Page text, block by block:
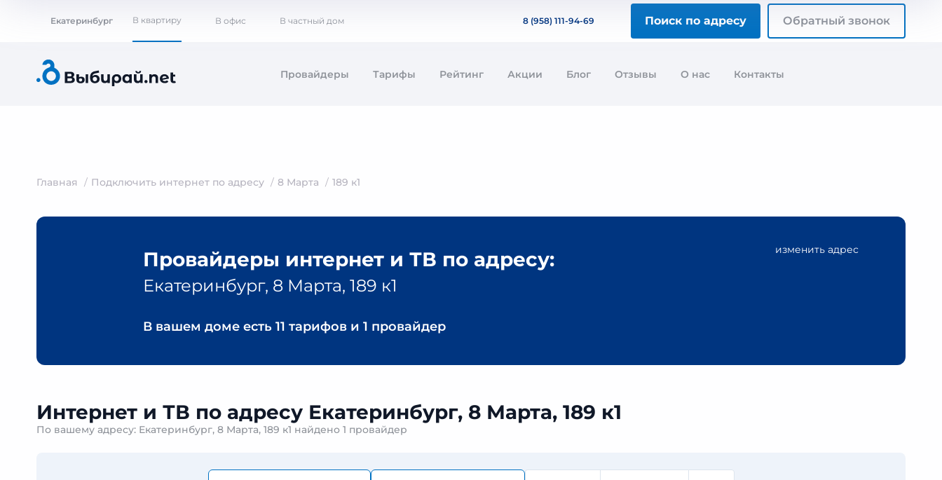
Екатеринбург В квартиру В офис В частный дом 8 (958) 111-94-69 Поиск по адресу Обратный звонок
Провайдеры Тарифы Рейтинг Акции Блог Отзывы О нас Контакты
Главная Подключить интернет по адресу 8 Марта 189 к1
изменить адрес
Провайдеры интернет и ТВ по адресу:
Екатеринбург, 8 Марта, 189 к1
В вашем доме есть 11 тарифов и 1 провайдер
Интернет и ТВ по адресу Екатеринбург, 8 Марта, 189 к1
По вашему адресу: Екатеринбург, 8 Марта, 189 к1 найдено 1 провайдер